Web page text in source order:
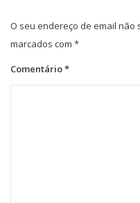
O seu endereço de email não
marcados com *
Comentário*